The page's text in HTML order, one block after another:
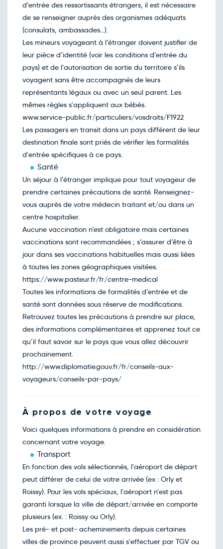
14
mars
390€/pers
Retour le Jeu. 18 mars 27
15
671€/pers
16
597€/pers
17
655€/pers
18
523€/pers
19
776€/pers
Retour le Mar. 23 mars 27
20
21
772€/pers
Retour le Jeu. 25 mars 27
22
872€
Retour le Ven. 26 mars 27
23
851€/pers
24
922€/pers
25
978€/pers
26
965€/pers
27
1017€/pers
Retour le Mer. 31 mars 27
28
902€/pers
Mar.
851€/pers
31
798€/pers
Retour le Dim. 04 avril 27
Avril 2027
01
avril
832€/pers
02
avril
816€/pers
Sam.
03
avril
779€/pers
d’entrée des ressortissants étrangers, il est nécessaire
de se renseigner auprès des organismes adéquats
(consulats, ambassades…).
Les mineurs voyageant à l’étranger doivent justifier de
leur pièce d’identité (voir les conditions d’entrée du
pays) et de l’autorisation de sortie du territoire s’ils
voyagent sans être accompagnés de leurs
représentants légaux ou avec un seul parent. Les
mêmes règles s'appliquent aux bébés.
www.service-public.fr/particuliers/vosdroits/F1922
Les passagers en transit dans un pays différent de leur
destination finale sont priés de vérifier les formalités
d'entrée spécifiques à ce pays.
Santé
Un séjour à l’étranger implique pour tout voyageur de
prendre certaines précautions de santé. Renseignez-
vous auprès de votre médecin traitant et/ou dans un
centre hospitalier.
Aucune vaccination n’est obligatoire mais certaines
vaccinations sont recommandées ; s’assurer d’être à
jour dans ses vaccinations habituelles mais aussi liées
à toutes les zones géographiques visitées.
https://www.pasteur.fr/fr/centre-medical
Toutes les informations de formalités d’entrée et de
santé sont données sous réserve de modifications.
Retrouvez toutes les précautions à prendre sur place,
des informations complémentaires et apprenez tout ce
qu’il faut savoir sur le pays que vous allez découvrir
prochainement.
http://www.diplomatie.gouv.fr/fr/conseils-aux-
voyageurs/conseils-par-pays/
À propos de votre voyage
Voici quelques informations à prendre en considération
concernant votre voyage.
Transport
En fonction des vols sélectionnés, l'aéroport de départ
peut différer de celui de votre arrivée (ex : Orly et
Roissy). Pour les vols spéciaux, l'aéroport n'est pas
garanti lorsque la ville de départ/arrivée en comporte
plusieurs (ex. : Roissy ou Orly).
Les pré- et post- acheminements depuis certaines
villes de province peuvent aussi s'effectuer par TGV ou